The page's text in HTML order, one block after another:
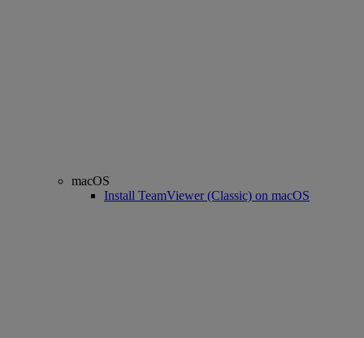
macOS
Install TeamViewer (Classic) on macOS